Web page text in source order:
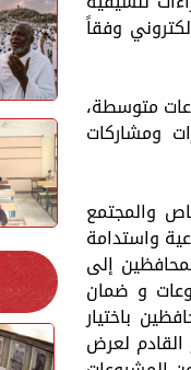
وفقاً
كبيرة، ومشروعات متوسطة،
ومشاركات
والمجتمع
واستدامة
إلى
و ﺿﻤﺎن
باختيار
لعرض